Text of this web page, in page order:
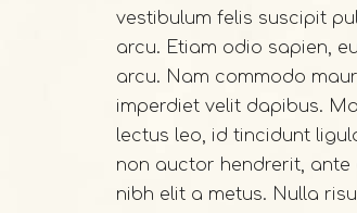
vestibulum felis suscipit
arcu. Etiam odio sapien,
arcu. Nam commodo
imperdiet velit dapibus.
lectus leo, id tincidunt
non auctor hendrerit, ante
nibh elit a metus. Nulla